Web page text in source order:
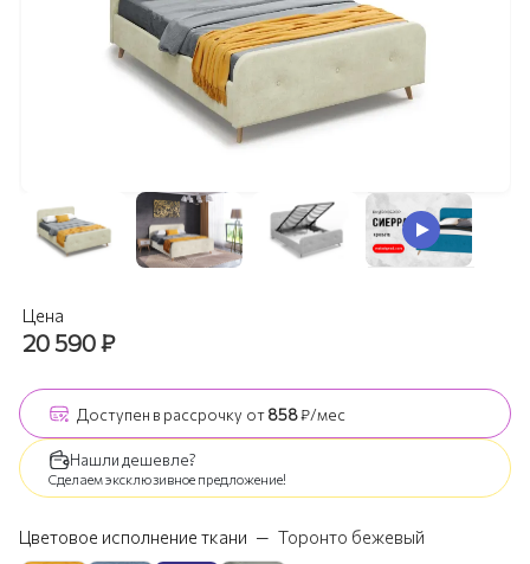
Цена
20 590₽
Доступен в рассрочку от858₽/мес
Нашли дешевле?
Сделаем эксклюзивное предложение!
Цветовое исполнение ткани — Торонто бежевый